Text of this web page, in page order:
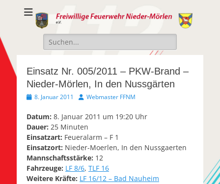
Freiwillige
Feuerwehr Nieder-
Mörlen e.V.
Freiwillige Feuerwehr Nieder-Mörlen e.v.
Suche
nach:
Einsatz Nr. 005/2011 – PKW-Brand –
Nieder-Mörlen, In den Nussgärten
Veröffentlicht
8. Januar 2011 AutorWebmaster FFNM
Datum: 8. Januar 2011 um 19:20 Uhr
Dauer: 25 Minuten
Einsatzart: Feueralarm – F 1
Einsatzort: Nieder-Moerlen, In den Nussgaerten
Mannschaftsstärke: 12
Fahrzeuge: LF 8/6, TLF 16
Weitere Kräfte: LF 16/12 – Bad Nauheim